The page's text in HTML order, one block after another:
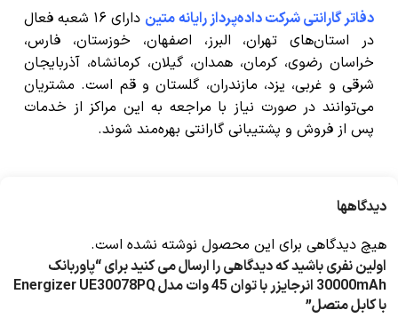
دفاتر گارانتی شرکت داده‌پرداز رایانه متین
دارای ۱۶ شعبه فعال
در استان‌های تهران، البرز، اصفهان، خوزستان، فارس،
خراسان رضوی، کرمان، همدان، گیلان، کرمانشاه، آذربایجان
شرقی و غربی، یزد، مازندران، گلستان و قم است. مشتریان
می‌توانند در صورت نیاز با مراجعه به این مراکز از خدمات
پس از فروش و پشتیبانی گارانتی بهره‌مند شوند.
دیدگاهها
هیچ دیدگاهی برای این محصول نوشته نشده است.
اولین نفری باشید که دیدگاهی را ارسال می کنید برای “پاوربانک
30000mAh انرجایزر با توان 45 وات مدل Energizer UE30078PQ
با کابل متصل”